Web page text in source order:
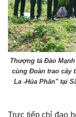
Thượng tá Đào
cùng Đoàn trao cây
La -Hủa Phăn" tại
Trực tiếp chỉ đạo